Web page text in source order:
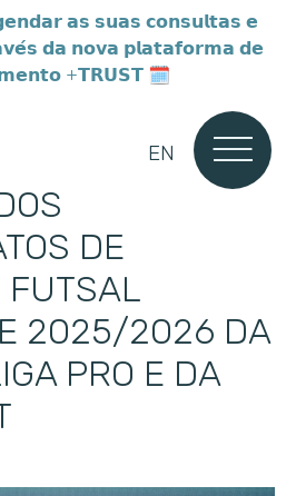
𝗮𝘀 𝘀𝘂𝗮𝘀 𝗰𝗼𝗻𝘀𝘂𝗹𝘁𝗮𝘀 𝗲
𝗱𝗮 𝗻𝗼𝘃𝗮 𝗽𝗹𝗮𝘁𝗮𝗳𝗼𝗿𝗺𝗮 𝗱𝗲
+𝗧𝗥𝗨𝗦𝗧 🗓️
EN
DE
FUTSAL
2025/2026 DA
PRO E DA